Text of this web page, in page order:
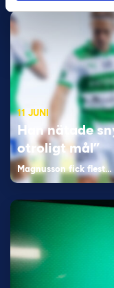
11 JUNI
Han nätade
otroligt mål”
Magnusson fick flest…